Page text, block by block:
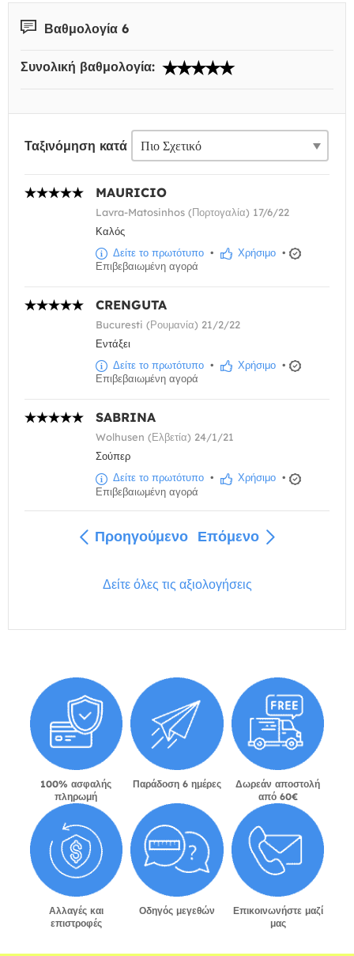
Βαθμολογία 6
Συνολική βαθμολογία:
Ταξινόμηση κατά
MAURICIO
Lavra-Matosinhos (Πορτογαλία) 17/6/22
Καλός
Δείτε το πρωτότυπο • Χρήσιμο •
Επιβεβαιωμένη αγορά
CRENGUTA
Bucuresti (Ρουμανία) 21/2/22
Εντάξει
Δείτε το πρωτότυπο • Χρήσιμο •
Επιβεβαιωμένη αγορά
SABRINA
Wolhusen (Ελβετία) 24/1/21
Σούπερ
Δείτε το πρωτότυπο • Χρήσιμο •
Επιβεβαιωμένη αγορά
Προηγούμενο Επόμενο
Δείτε όλες τις αξιολογήσεις
100% ασφαλής
πληρωμή
Παράδοση 6 ημέρες
Δωρεάν αποστολή
από 60€
Αλλαγές και
επιστροφές
Οδηγός μεγεθών
Επικοινωνήστε μαζί
μας